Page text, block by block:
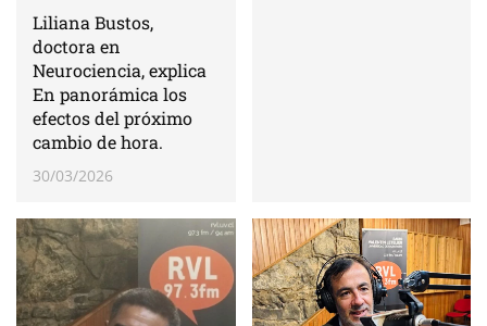
Liliana Bustos,
doctora en
Neurociencia, explica
En panorámica los
efectos del próximo
cambio de hora.
30/03/2026